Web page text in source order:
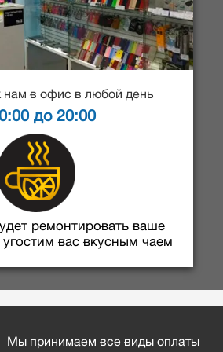
нам в офис в любой день
до 20:00
ремонтировать ваше
вас вкусным чаем
Мы принимаем все виды оплаты